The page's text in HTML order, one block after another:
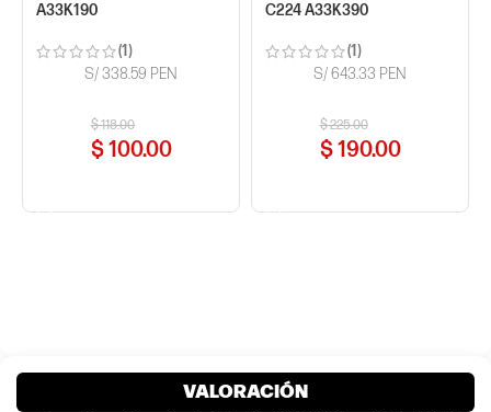
A33K190
(1)
$118.00
$100.00
S/ 338.59 PEN
C224 A33K390
(1)
$225.00
$190.00
S/ 643.33 PEN
VALORACIÓN